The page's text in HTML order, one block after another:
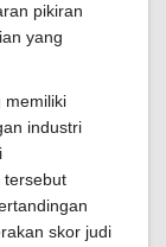
pikiran
yang
memiliki
industri
tersebut
skor judi